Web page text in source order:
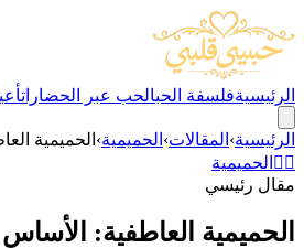
الرئيسيةفلسفة الحبالحب عبر الحضارات
الرئيسية› المقالات› الحميمية› الحميمية
❤️‍🔥 الحميمية
مقال رئيسي
الحميمية العاطفية: